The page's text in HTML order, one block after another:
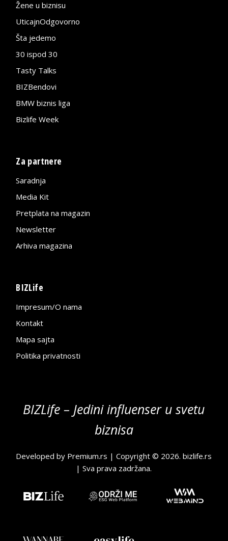
Žene u biznisu
UticajnOdgovorno
Šta jedemo
30 ispod 30
Tasty Talks
BIZBendovi
BMW biznis liga
Bizlife Week
Za partnere
Saradnja
Media Kit
Pretplata na magazin
Newsletter
Arhiva magazina
BIZLife
Impresum/O nama
Kontakt
Mapa sajta
Politika privatnosti
BIZLife – Jedini influenser u svetu
biznisa
Developed by Premium.rs | Copyright © 2026.bizlife.rs
| Sva prava zadržana.